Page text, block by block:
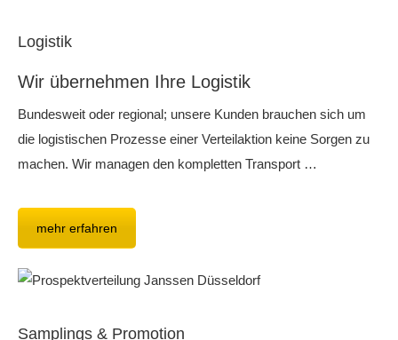
Logistik
Wir übernehmen Ihre Logistik
Bundesweit oder regional; unsere Kunden brauchen sich um
die logistischen Prozesse einer Verteilaktion keine Sorgen zu
machen. Wir managen den kompletten Transport …
mehr erfahren
Samplings & Promotion